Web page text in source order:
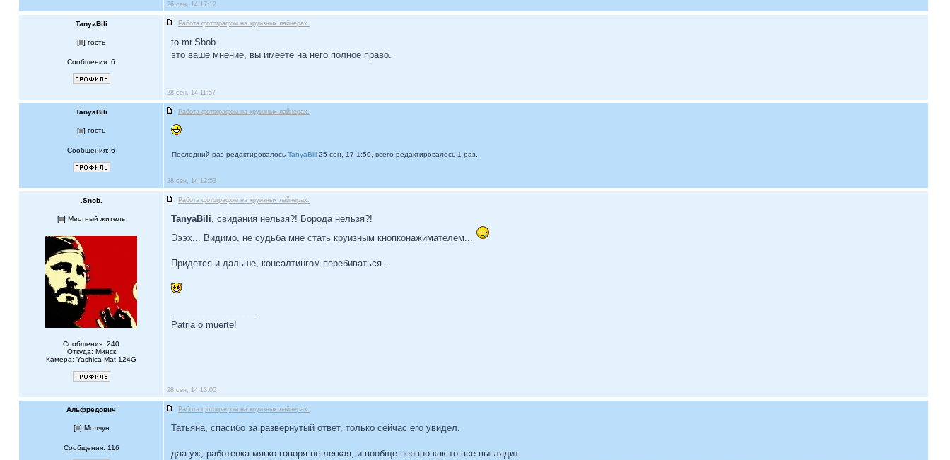
26 сен, 14 17:12
TanyaBili Работа фотографом на круизных лайнерах.
[ ] гость
Сообщения: 6
to mr.Sbob
это ваше мнение, вы имеете на него полное право.
28 сен, 14 11:57
TanyaBili Работа фотографом на круизных лайнерах.
[ ] гость
Сообщения: 6
Последний раз редактировалось TanyaBili 25 сен, 17 1:50, всего редактировалось 1 раз.
28 сен, 14 12:53
.Snob. Работа фотографом на круизных лайнерах.
[ ] Местный житель
Сообщения: 240
Откуда: Минск
Камера: Yashica Mat 124G
TanyaBili, свидания нельзя?! Борода нельзя?!
Эээх... Видимо, не судьба мне стать круизным кнопконажимателем...
Придется и дальше, консалтингом перебиваться...
Patria o muerte!
28 сен, 14 13:05
Альфредович Работа фотографом на круизных лайнерах.
[ ] Молчун
Сообщения: 116
Татьяна, спасибо за развернутый ответ, только сейчас его увидел.
даа уж, работенка мягко говоря не легкая, и вообще нервно как-то все выглядит.